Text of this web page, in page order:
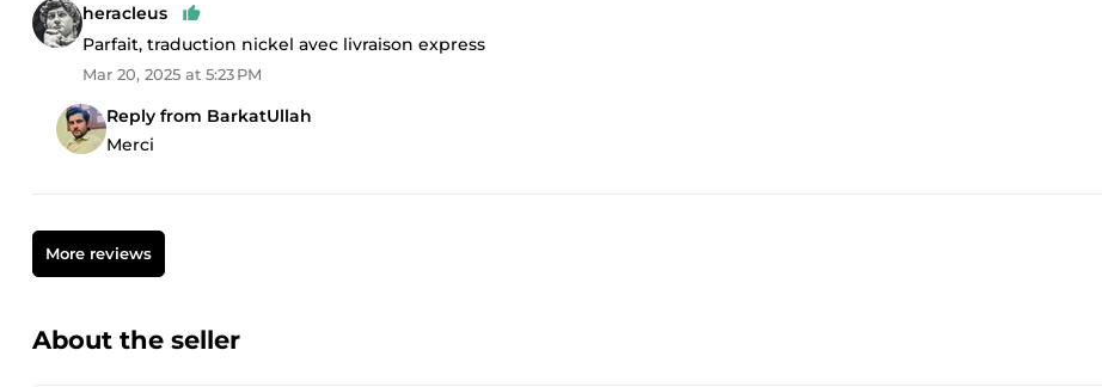
heracleus
Parfait, traduction nickel avec livraison express
Mar 20, 2025 at 5:23 PM
Reply from BarkatUllah
Merci
More reviews
About the seller